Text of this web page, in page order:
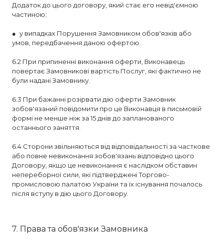
Додаток до цього договору, який стає его невід'ємною
частиною;
● у випадках Порушення Замовником обов'язків або
умов, передбачення даною офертою.
6.2 При припиненні виконання оферти, Виконавець
повертає Замовникові вартість Послуг, які фактично не
були надані Замовнику.
6.3 При бажанні розірвати дію оферти Замовник
зобов'язаний повідомити про це Виконавця в письмовій
формі не менше ніж за 15 днів до запланованого
останнього заняття.
6.4 Сторони звільняються від відповідальності за часткове
або повне невиконання зобов'язань відповідно цього
Договору, якщо це невиконання є наслідком обставин
непереборної сили, які підтверджені Торгово-
промисловою палатою України та їх існування почалось
після вступу в дію цього Договору.
7. Права та обов'язки Замовника